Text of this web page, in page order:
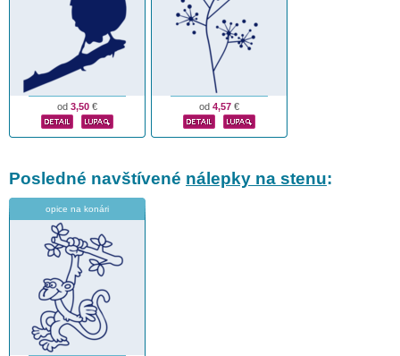
od 3,50 € od 4,57 €
Posledné navštívené nálepky na stenu:
opice na konári